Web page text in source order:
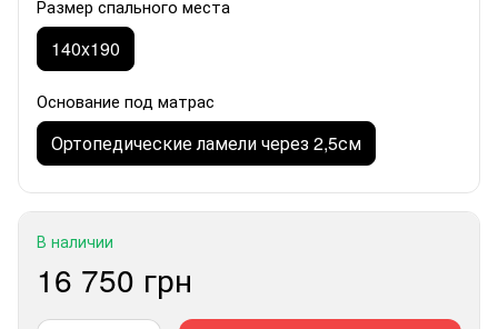
Размер спального места
140x190
Основание под матрас
Ортопедические ламели через 2,5см
В наличии
16 750 грн